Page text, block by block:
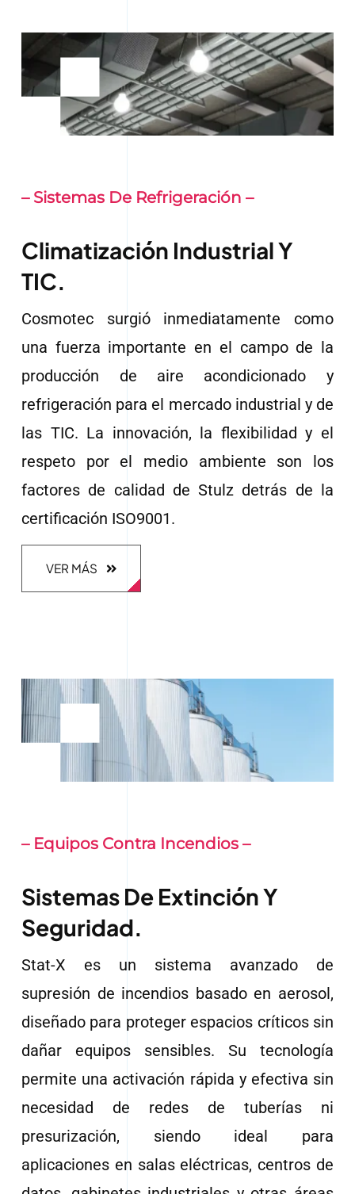
– Sistemas De Refrigeración –
Climatización Industrial Y
TIC.
Cosmotec surgió inmediatamente como
una fuerza importante en el campo de la
producción de aire acondicionado y
refrigeración para el mercado industrial y de
las TIC. La innovación, la flexibilidad y el
respeto por el medio ambiente son los
factores de calidad de Stulz detrás de la
certificación ISO9001.
VER MÁS
– Equipos Contra Incendios –
Sistemas De Extinción Y
Seguridad.
Stat-X es un sistema avanzado de
supresión de incendios basado en aerosol,
diseñado para proteger espacios críticos sin
dañar equipos sensibles. Su tecnología
permite una activación rápida y efectiva sin
necesidad de redes de tuberías ni
presurización, siendo ideal para
aplicaciones en salas eléctricas, centros de